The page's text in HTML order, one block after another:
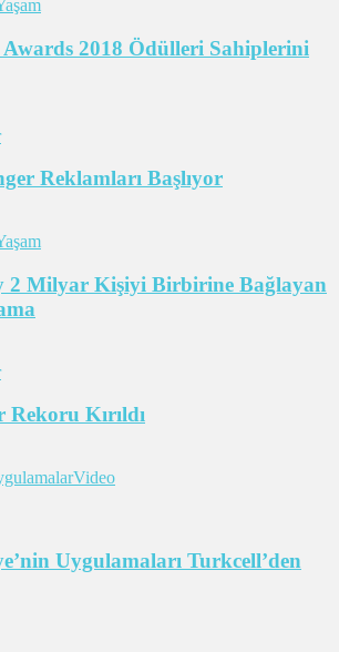
2018 Ödülleri Sahiplerini
Reklamları Başlıyor
2 Milyar Kişiyi Birbirine Bağlayan
Rekoru Kırıldı
Video
Uygulamaları Turkcell’den